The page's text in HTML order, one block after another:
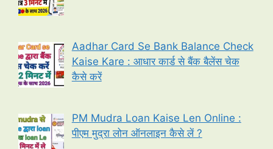
Aadhar Card Se Bank Balance Check
Kaise Kare : आधार कार्ड से बैंक बैलेंस चेक
कैसे करें
PM Mudra Loan Kaise Len Online :
पीएम मुद्रा लोन ऑनलाइन कैसे लें ?